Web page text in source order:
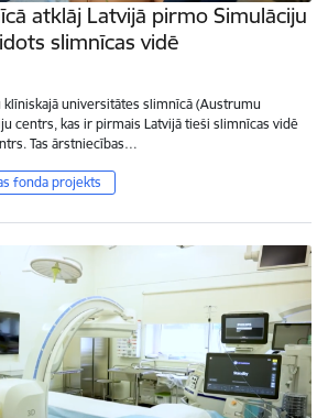
atklāj Latvijā pirmo Simulāciju
slimnīcas vidē
universitātes slimnīcā (Austrumu
centrs, kas ir pirmais Latvijā tieši slimnīcas vidē
Tas ārstniecības…
fonda projekts